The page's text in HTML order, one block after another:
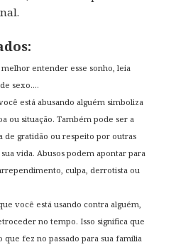
melhor entender esse sonho, leia
sexo....
está abusando alguém simboliza
ou situação. Também pode ser a
de gratidão ou respeito por outras
vida. Abusos podem apontar para
culpa, derrotista ou
você está usando contra alguém,
no tempo. Isso significa que
fez no passado para sua família